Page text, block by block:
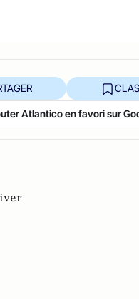
Atlantico en favori sur